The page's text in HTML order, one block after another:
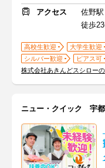
アクセス
佐野駅
徒歩
高校生歓迎 大学生歓迎
シルバー歓迎
ピアス可
株式会社あきんどスシロー
ニュー・クイック 宇